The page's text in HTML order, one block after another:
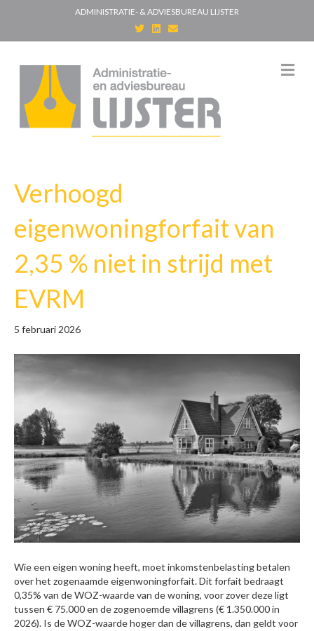
ADMINISTRATIE- & ADVIESBUREAU LIJSTER
T
w
i
e
r
n
d
i
n
E
m
a
M
e
Verhoogd
eigenwoningforfait van
2,35 % niet in strijd met
EVRM
5 februari 2026
Wie een eigen woning heeft, moet inkomstenbelasting betalen
over het zogenaamde eigenwoningforfait. Dit forfait bedraagt
0,35% van de WOZ-waarde van de woning, voor zover deze ligt
tussen € 75.000 en de zogenoemde villagrens (€ 1.350.000 in
2026). Is de WOZ-waarde hoger dan de villagrens, dan geldt voor